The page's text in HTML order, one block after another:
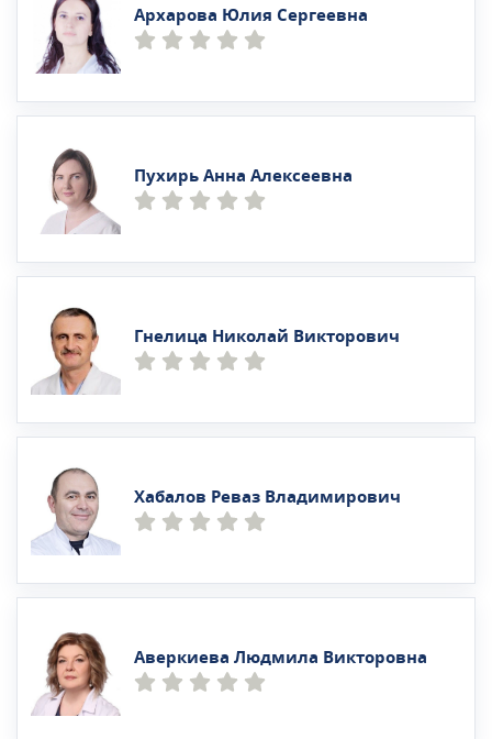
Архарова Юлия Сергеевна
Пухирь Анна Алексеевна
Гнелица Николай Викторович
Хабалов Реваз Владимирович
Аверкиева Людмила Викторовна